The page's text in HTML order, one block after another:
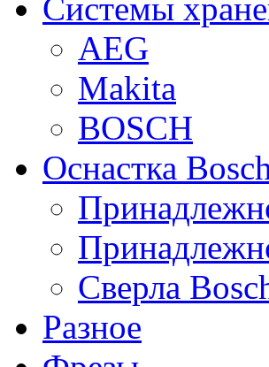
Системы
AEG
Makita
BOSCH
Оснастка
Сверла
Разное